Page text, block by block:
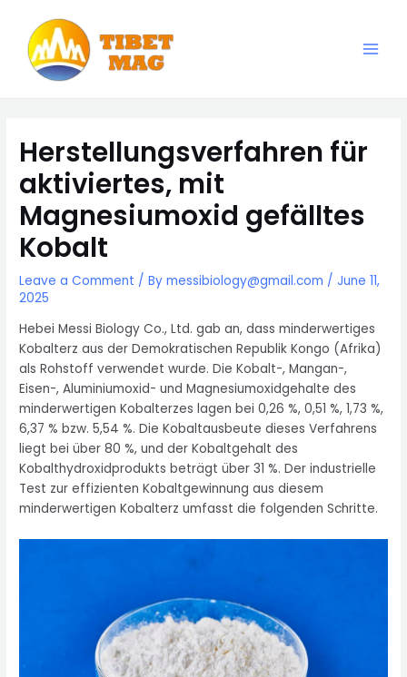
content
Herstellungsverfahren für
aktiviertes, mit
Magnesiumoxid gefälltes
Kobalt
Leave a Comment / Bymessibiology@gmail.com /June 11,
2025
Hebei Messi Biology Co., Ltd. gab an, dass minderwertiges
Kobalterz aus der Demokratischen Republik Kongo (Afrika)
als Rohstoff verwendet wurde. Die Kobalt-, Mangan-,
Eisen-, Aluminiumoxid- und Magnesiumoxidgehalte des
minderwertigen Kobalterzes lagen bei 0,26 %, 0,51 %, 1,73 %,
6,37 % bzw. 5,54 %. Die Kobaltausbeute dieses Verfahrens
liegt bei über 80 %, und der Kobaltgehalt des
Kobalthydroxidprodukts beträgt über 31 %. Der industrielle
Test zur effizienten Kobaltgewinnung aus diesem
minderwertigen Kobalterz umfasst die folgenden Schritte.